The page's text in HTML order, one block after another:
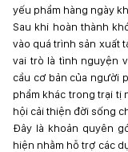
yếu phẩm hàng ngày
Sau khi hoàn thành
vào quá trình sản xuất
vai trò là tình nguyện
cầu cơ bản của người
phẩm khác trong trại tị
hội cải thiện đời sống
Đây là khoản quyên
hiện nhằm hỗ trợ các